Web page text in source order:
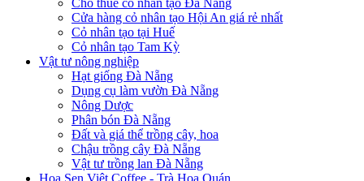
Cho thuê cỏ nhân tạo Đà Nẵng
Cửa hàng cỏ nhân tạo Hội An giá rẻ nhất
Cỏ nhân tạo tại Huế
Cỏ nhân tạo Tam Kỳ
Vật tư nông nghiệp
Hạt giống Đà Nẵng
Dụng cụ làm vườn Đà Nẵng
Nông Dược
Phân bón Đà Nẵng
Đất và giá thể trồng cây, hoa
Chậu trồng cây Đà Nẵng
Vật tư trồng lan Đà Nẵng
Hoa Sen Việt Coffee - Trà Hoa Quán